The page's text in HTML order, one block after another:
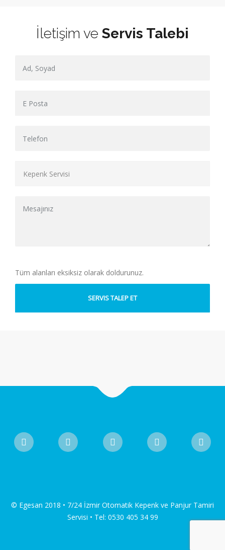
İletişim ve Servis Talebi
Tüm alanları eksiksiz olarak doldurunuz.
© Egesan 2018 • 7/24 İzmir Otomatik Kepenk ve Panjur Tamiri
Servisi • Tel: 0530 405 34 99